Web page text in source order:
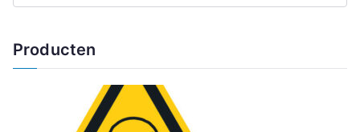
Producten